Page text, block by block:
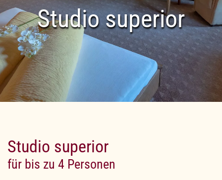
Studio superior
Studio superior
für bis zu 4 Personen